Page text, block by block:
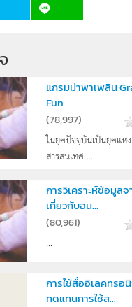
แกรมม่าพาเพลิน
Fun
(78,997)
ในยุคปัจจุบันเป็นยุคแห่ง
สารสนเทศ ...
การวิเคราะห์ข้อมูล
เกี่ยวกับอน...
(80,961)
...
การใช้สื่ออิเลคทรอ
ทดแทนการใช้ส...